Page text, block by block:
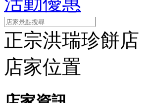
正宗洪瑞珍餅店
店家位置